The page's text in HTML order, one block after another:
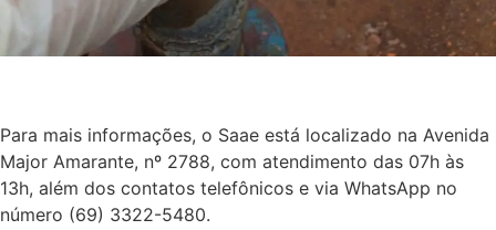
Para mais informações, o Saae está localizado na Avenida
Major Amarante, nº 2788, com atendimento das 07h às
13h, além dos contatos telefônicos e via WhatsApp no
número (69) 3322-5480.